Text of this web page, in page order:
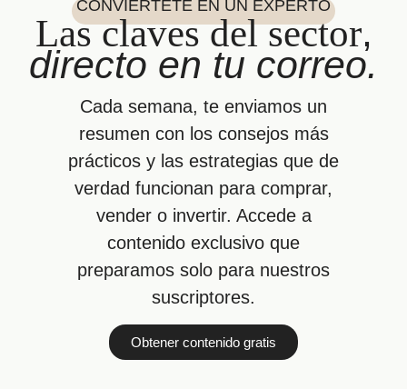
CONVIÉRTETE EN UN EXPERTO
Las claves del sector,
directo en tu correo.
Cada semana, te enviamos un
resumen con los consejos más
prácticos y las estrategias que de
verdad funcionan para comprar,
vender o invertir. Accede a
contenido exclusivo que
preparamos solo para nuestros
suscriptores.
Obtener contenido gratis